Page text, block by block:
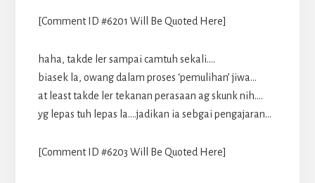
[Comment ID #6201 Will Be Quoted Here]
haha, takde ler sampai camtuh sekali….
biasek la, owang dalam proses ‘pemulihan’ jiwa…
at least takde ler tekanan perasaan ag skunk nih….
yg lepas tuh lepas la….jadikan ia sebgai pengajaran…
[Comment ID #6203 Will Be Quoted Here]